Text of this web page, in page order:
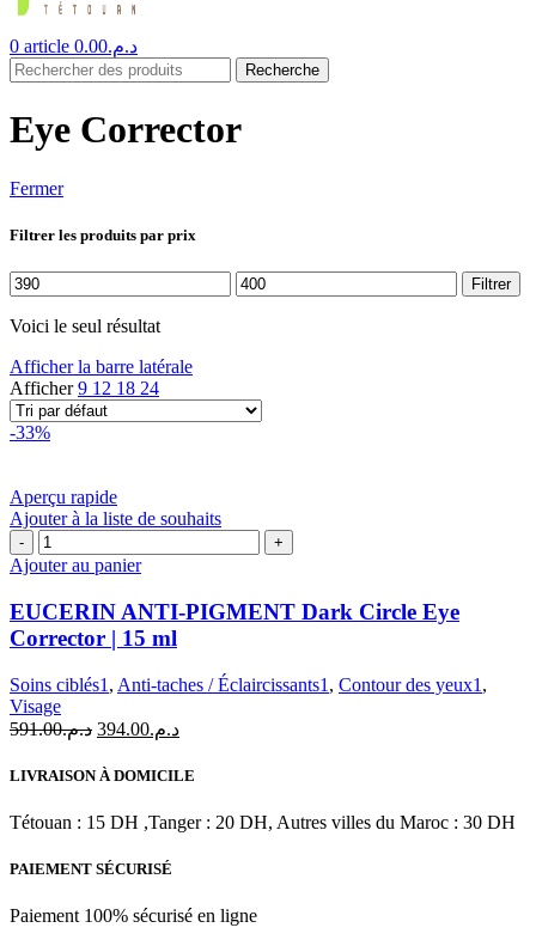
0 article د.م.0.00
Recherche
Eye Corrector
Fermer
Filtrer les produits par prix
Prix
min
Prix
max
Filtrer
Voici le seul résultat
Afficher la barre latérale
Afficher9 12 18 24
-33%
Aperçu rapide
Ajouter à la liste de souhaits
quantité
de
EUCERIN
ANTI-
PIGMENT
Dark
Eye
Corrector
|
ml
Ajouter au panier
EUCERIN ANTI-PIGMENT Dark Circle Eye
Corrector | 15 ml
Soins ciblés1 , Anti-taches / Éclaircissants1 , Contour des yeux1 ,
Visage
د.م.591.00
Le
initial
د.م.394.00
Le
actuel
د.م.394.00.
LIVRAISON À DOMICILE
Tétouan : 15 DH ,Tanger : 20 DH, Autres villes du Maroc : 30 DH
PAIEMENT SÉCURISÉ
Paiement 100% sécurisé en ligne